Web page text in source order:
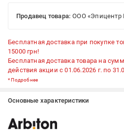
Продавец товара: ООО «Эпицентр
Бесплатная доставка при покупке
15000 грн!
Бесплатная доставка товара на
действия акции с 01.06.2026 г. по
*Подробнее
Основные характеристики